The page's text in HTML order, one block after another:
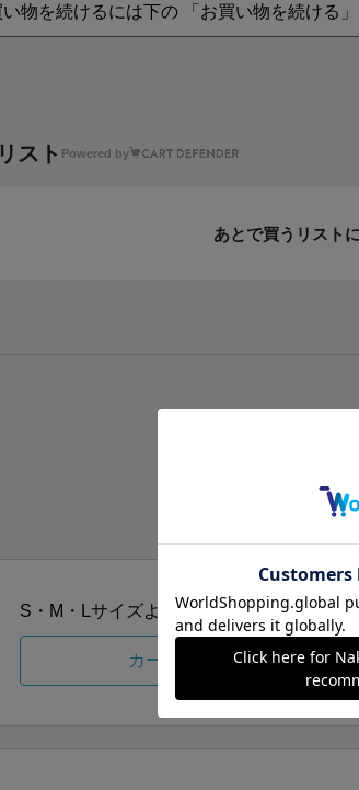
い物を続けるには下の 「お買い物を続ける
スト Powered by
あとで買うリスト
手提げ袋
S・M・Lサイズより当店にお任せ
カートに入れる